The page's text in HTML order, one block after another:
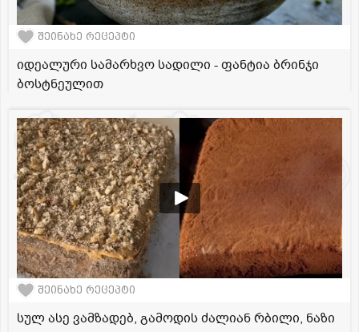
შეინახე რეცეპტი
იდეალური სამარხვო სადილი - ფანტია ბრინჯი
ბოსტნეულით
შეინახე რეცეპტი
სულ ასე ვამზადებ, გამოდის ძალიან რბილი, ნაზი